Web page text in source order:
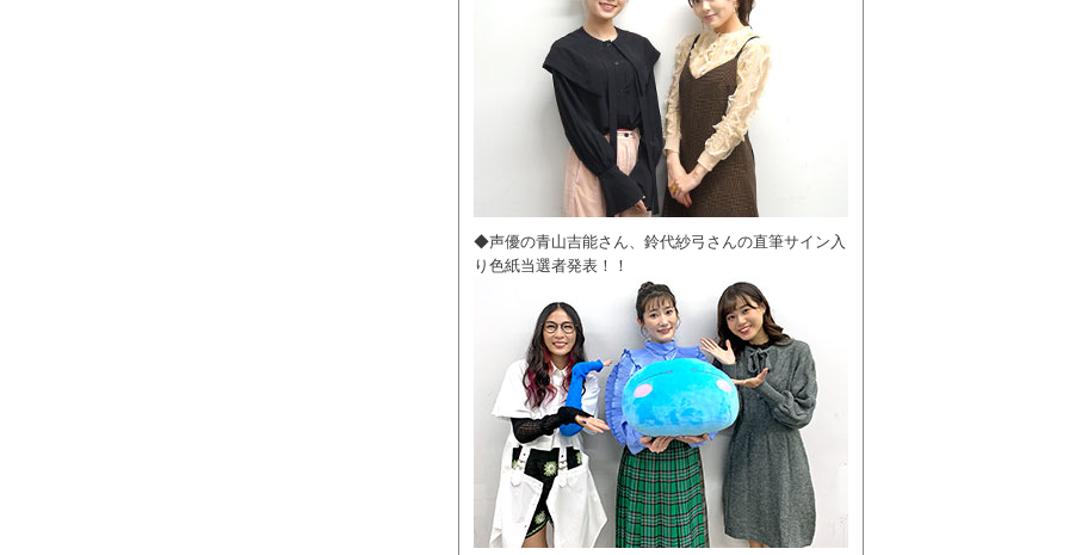
◆声優の青山吉能さん、鈴代紗弓さんの直筆サイン入
り色紙当選者発表！！